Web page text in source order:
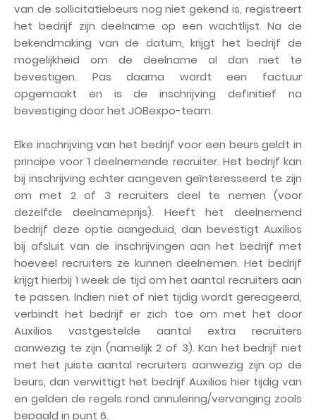
van de sollicitatiebeurs nog niet gekend is, registreert
het bedrijf zijn deelname op een wachtlijst. Na de
bekendmaking van de datum, krijgt het bedrijf de
mogelijkheid om de deelname al dan niet te
bevestigen. Pas daarna wordt een factuur
opgemaakt en is de inschrijving definitief na
bevestiging door het JOBexpo-team.
Elke inschrijving van het bedrijf voor een beurs geldt in
principe voor 1 deelnemende recruiter. Het bedrijf kan
bij inschrijving echter aangeven geïnteresseerd te zijn
om met 2 of 3 recruiters deel te nemen (voor
dezelfde deelnameprijs). Heeft het deelnemend
bedrijf deze optie aangeduid, dan bevestigt Auxilios
bij afsluit van de inschrijvingen aan het bedrijf met
hoeveel recruiters ze kunnen deelnemen. Het bedrijf
krijgt hierbij 1 week de tijd om het aantal recruiters aan
te passen. Indien niet of niet tijdig wordt gereageerd,
verbindt het bedrijf er zich toe om met het door
Auxilios vastgestelde aantal extra recruiters
aanwezig te zijn (namelijk 2 of 3). Kan het bedrijf niet
met het juiste aantal recruiters aanwezig zijn op de
beurs, dan verwittigt het bedrijf Auxilios hier tijdig van
en gelden de regels rond annulering/vervanging zoals
bepaald in punt 6.